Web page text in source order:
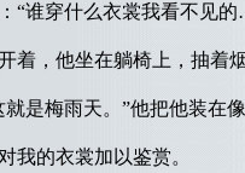
“谁穿什么衣裳我看不见
，他坐在躺椅上，抽着烟
梅雨天。”他把他装在像
的衣裳加以鉴赏。